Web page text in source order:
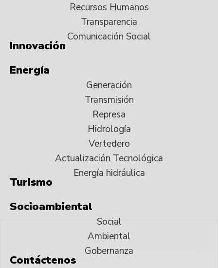
Recursos Humanos
Transparencia
Comunicación Social
Innovación
Energía
Generación
Transmisión
Represa
Hidrología
Vertedero
Actualización Tecnológica
Energía hidráulica
Turismo
Socioambiental
Social
Ambiental
Gobernanza
Contáctenos